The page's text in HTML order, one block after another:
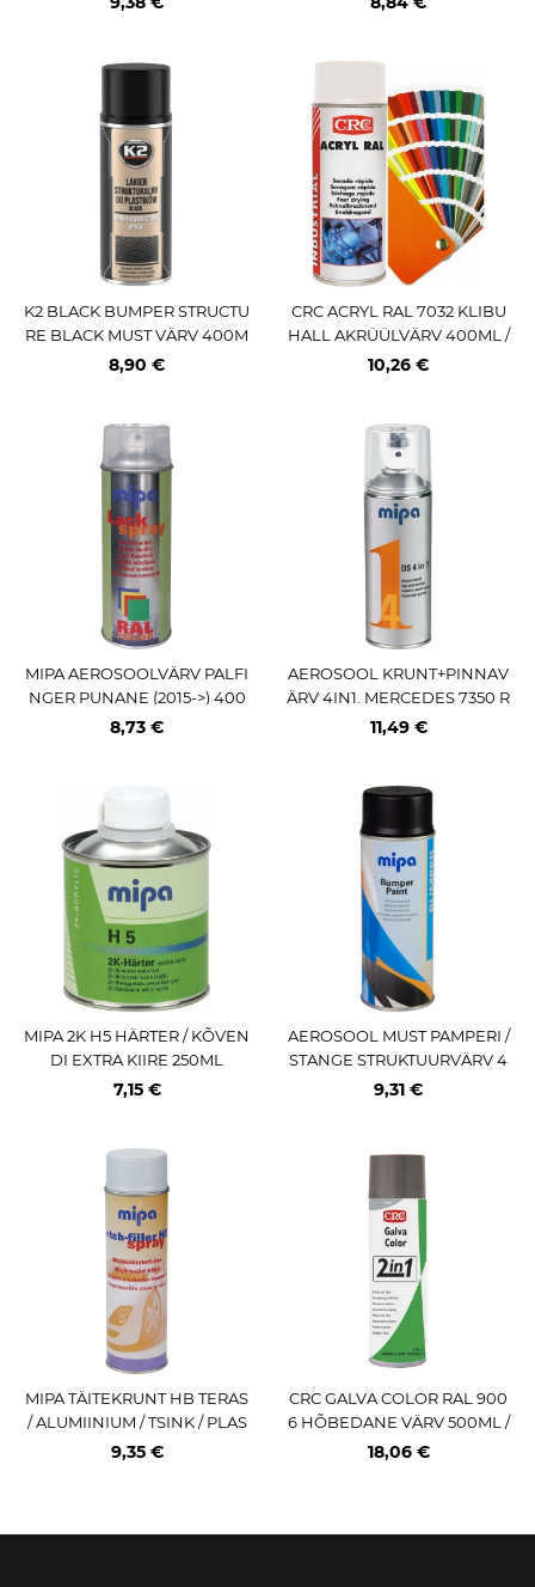
K2 BLACK BUMPER STRUCTU
RE BLACK MUST VÄRV 400M
L / AE
8,90 €
CRC ACRYL RAL 7032 KLIBU
HALL AKRÜÜLVÄRV 400ML /
AE
10,26 €
MIPA AEROSOOLVÄRV PALFI
NGER PUNANE (2015->) 400
ML / AE (PRO) MIPA
8,73 €
AEROSOOL KRUNT+PINNAV
ÄRV 4IN1. MERCEDES 7350 R
AAMIVÄRV HALL 400ML / AE
11,49 €
MIPA 2K H5 HÄRTER / KÕVEN
DI EXTRA KIIRE 250ML
7,15 €
AEROSOOL MUST PAMPERI /
STANGE STRUKTUURVÄRV 4
00ML / AE PRO MIPA
9,31 €
MIPA TÄITEKRUNT HB TERAS
/ ALUMIINIUM / TSINK / PLAS
T PINDADELE H.HALL 500M
9,35 €
CRC GALVA COLOR RAL 900
6 HÕBEDANE VÄRV 500ML /
AE
18,06 €